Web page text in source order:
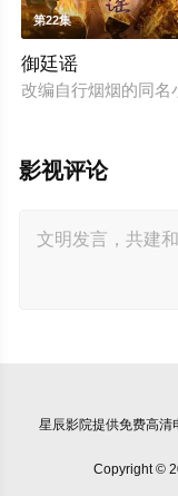
第22集
御廷谣
改编自行烟烟的同
影视评论
星辰影院提供免费高清
Copyright ©